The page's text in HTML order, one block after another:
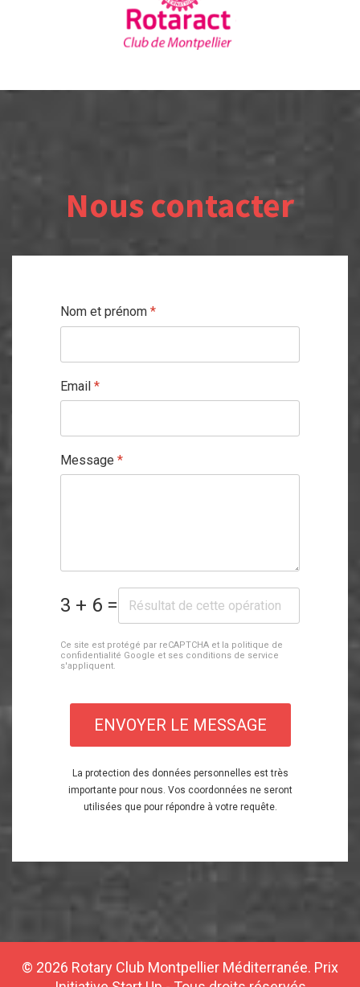
Nous contacter
Nom et prénom *
Email *
Message *
3 + 6 =
Ce site est protégé par reCAPTCHA et la politique de
confidentialité Google et ses conditions de service
s'appliquent.
ENVOYER LE MESSAGE
La protection des données personnelles est très
importante pour nous. Vos coordonnées ne seront
utilisées que pour répondre à votre requête.
© 2026 Rotary Club Montpellier Méditerranée. Prix